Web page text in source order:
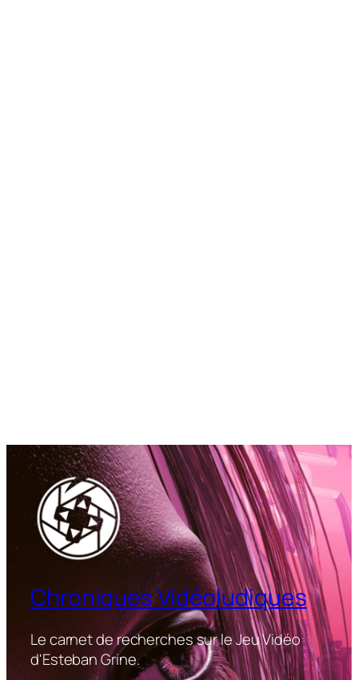
Chroniques Vidéoludiques
Le carnet de recherches sur le Jeu Vidéo
d'Esteban Grine.